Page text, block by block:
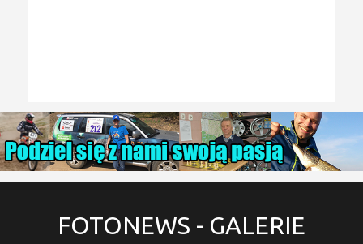
FOTONEWS - GALERIE